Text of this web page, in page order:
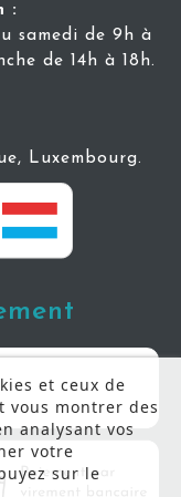
et ceux de
vous montrer des
analysant vos
votre
sur le
:
samedi de 9h à
de 14h à 18h.
Luxembourg.